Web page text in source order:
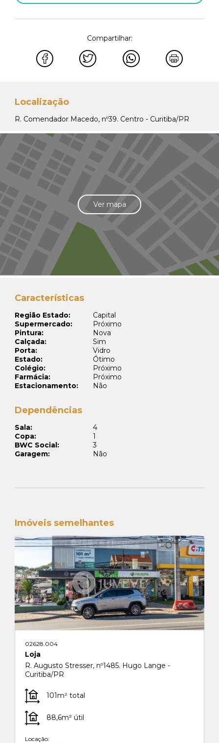
Compartilhar:
Localização
R. Comendador Macedo, nº39. Centro - Curitiba/PR
Ver mapa
Características
Região Estado:
Capital
Supermercado:
Próximo
Pintura:
Nova
Calçada:
Sim
Porta:
Vidro
Estado:
Ótimo
Colégio:
Próximo
Farmácia:
Próximo
Estacionamento:
Não
Dependências
Sala:
4
Copa:
1
BWC Social:
3
Garagem:
Não
Imóveis semelhantes
02628.004
Loja
R. Augusto Stresser, nº1485. Hugo Lange -
Curitiba/PR
101m² total
88,6m² útil
Locação: